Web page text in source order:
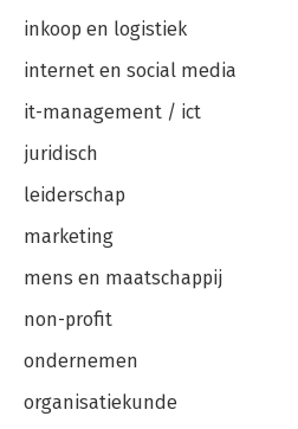
inkoop en logistiek
internet en social media
it-management / ict
juridisch
leiderschap
marketing
mens en maatschappij
non-profit
ondernemen
organisatiekunde